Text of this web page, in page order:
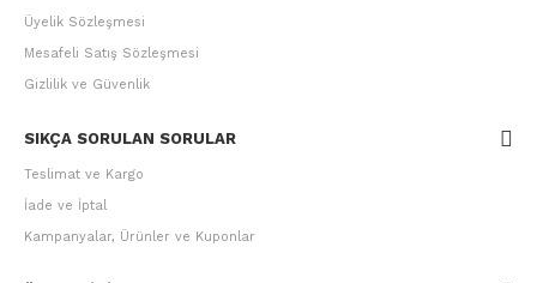
Üyelik Sözleşmesi
Mesafeli Satış Sözleşmesi
Gizlilik ve Güvenlik
SIKÇA SORULAN SORULAR
Teslimat ve Kargo
İade ve İptal
Kampanyalar, Ürünler ve Kuponlar